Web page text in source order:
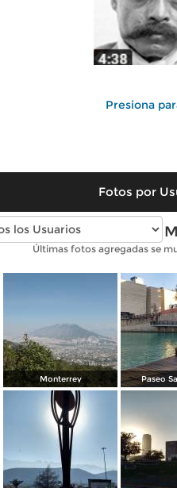
Presiona
Fotos por
Fotos modernas de
Últimas fotos agregadas se
Monterrey Paseo